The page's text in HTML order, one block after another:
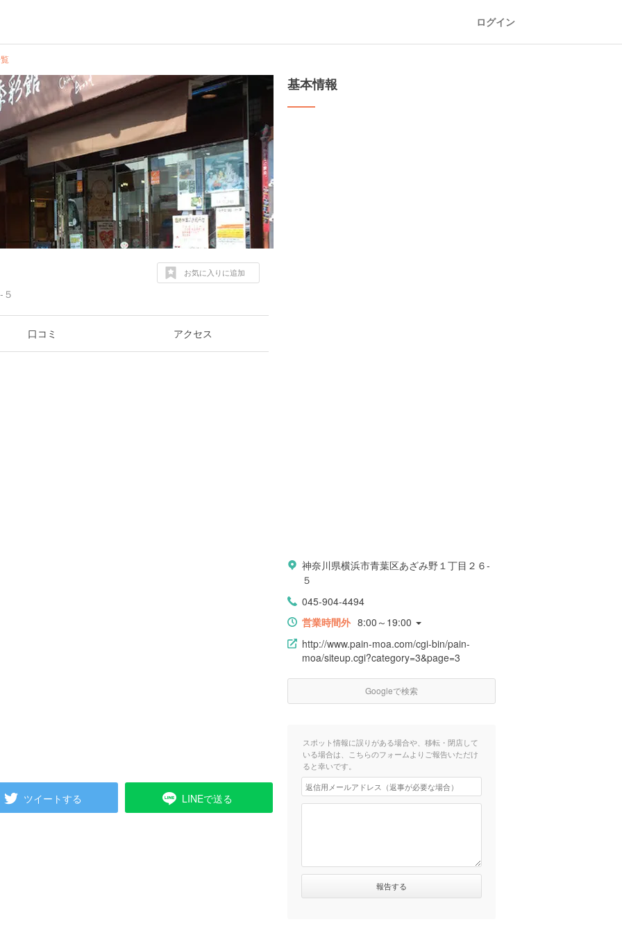
ログイン
お気に入りに追加
口コミ アクセス
ツイートする LINEで送る
基本情報
神奈川県横浜市青葉区あざみ野１丁目２６-
５
045-904-4494
営業時間外 8:00～19:00
http://www.pain-moa.com/cgi-bin/pain-
moa/siteup.cgi?category=3&page=3
Googleで検索
スポット情報に誤りがある場合や、移転・閉店して
いる場合は、こちらのフォームよりご報告いただけ
ると幸いです。